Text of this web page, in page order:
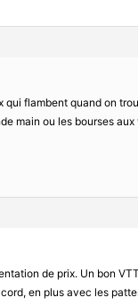
qui flambent quand on
main ou les bourses aux
de prix. Un bon
en plus avec les